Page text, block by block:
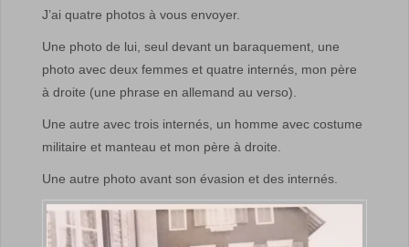
J’ai quatre photos à vous envoyer.
Une photo de lui, seul devant un baraquement, une
photo avec deux femmes et quatre internés, mon père
à droite (une phrase en allemand au verso).
Une autre avec trois internés, un homme avec costume
militaire et manteau et mon père à droite.
Une autre photo avant son évasion et des internés.